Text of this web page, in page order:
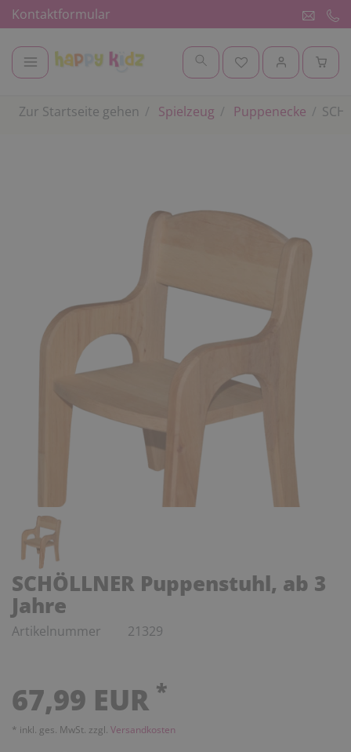
Kontaktformular
Zur Startseite gehen Spielzeug Puppenecke
SCHÖLLNER Puppenstuhl, ab 3
Jahre
Artikelnummer 21329
67,99 EUR *
* inkl. ges. MwSt. zzgl. Versandkosten